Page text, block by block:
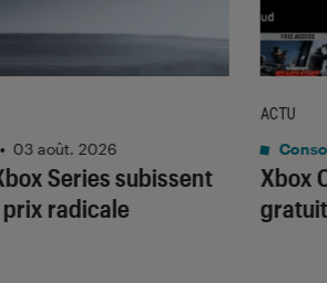
Series subissent
prix radicale
• 03 août. 2026
Xbox
ACTU